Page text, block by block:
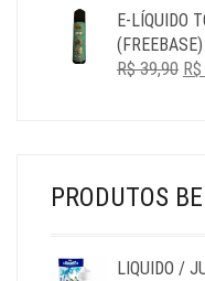
E-LÍQUIDO
R$39,90 OR$
PRODUTOS
LIQUIDO /